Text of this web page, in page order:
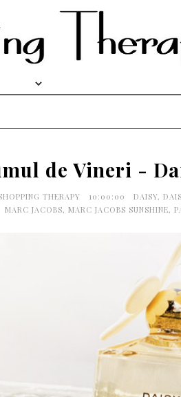
de Vineri -
THERAPY 10:00:00 DAISY,
MARC JACOBS, MARC JACOBS SUNSHINE,